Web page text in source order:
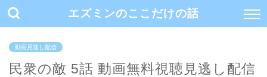
エズミンのここだけの話
動画見逃し配信
民衆の敵 5話 動画無料視聴見逃し配信